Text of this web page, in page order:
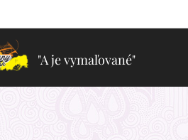
"A je vymaľované"